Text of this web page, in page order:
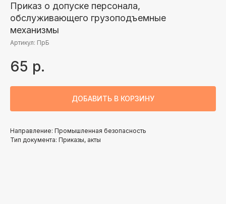
Приказ о допуске персонала,
обслуживающего грузоподъемные
механизмы
Артикул: ПрБ
65 р.
ДОБАВИТЬ В КОРЗИНУ
Направление: Промышленная безопасность
Тип документа: Приказы, акты